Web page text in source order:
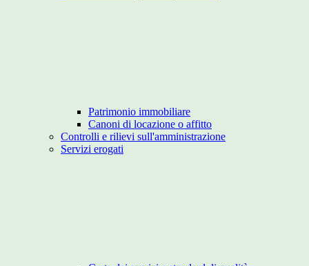
Patrimonio immobiliare
Canoni di locazione o affitto
Controlli e rilievi sull'amministrazione
Servizi erogati